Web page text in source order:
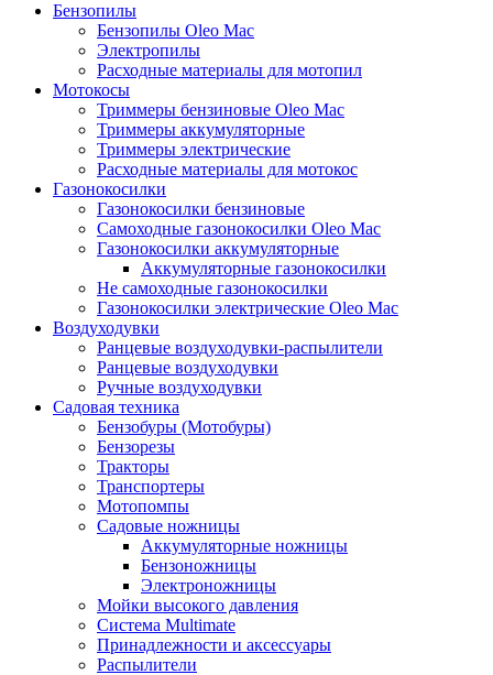
Бензопилы
Бензопилы Oleo Mac
Электропилы
Расходные материалы для мотопил
Мотокосы
Триммеры бензиновые Oleo Mac
Триммеры аккумуляторные
Триммеры электрические
Расходные материалы для мотокос
Газонокосилки
Газонокосилки бензиновые
Самоходные газонокосилки Oleo Mac
Газонокосилки аккумуляторные
Аккумуляторные газонокосилки
Не самоходные газонокосилки
Газонокосилки электрические Oleo Mac
Воздуходувки
Ранцевые воздуходувки-распылители
Ранцевые воздуходувки
Ручные воздуходувки
Садовая техника
Бензобуры (Мотобуры)
Бензорезы
Тракторы
Транспортеры
Мотопомпы
Садовые ножницы
Аккумуляторные ножницы
Бензоножницы
Электроножницы
Мойки высокого давления
Система Multimate
Принадлежности и аксессуары
Распылители